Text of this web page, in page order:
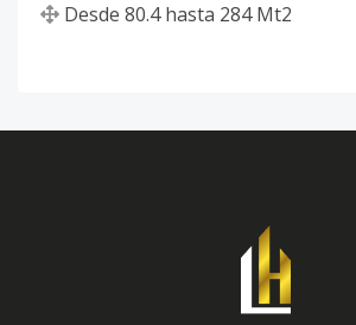
Desde 80.4 hasta 284 Mt2